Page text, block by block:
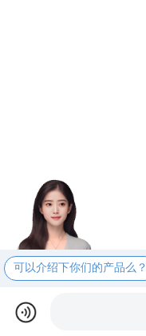
可以介绍下你们的产品么？